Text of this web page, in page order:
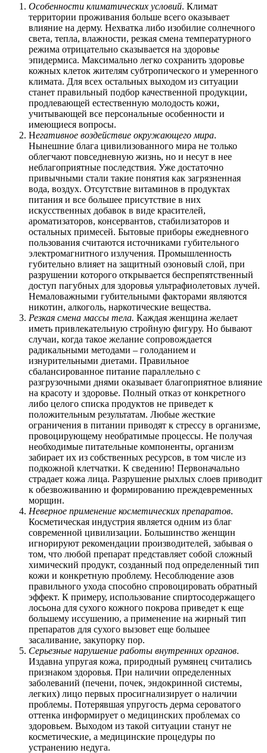
Особенности климатических условий. Климат
территории проживания больше всего оказывает
влияние на дерму. Нехватка либо изобилие солнечного
света, тепла, влажности, резкая смена температурного
режима отрицательно сказывается на здоровье
эпидермиса. Максимально легко сохранить здоровье
кожных клеток жителям субтропического и умеренного
климата. Для всех остальных выходом из ситуации
станет правильный подбор качественной продукции,
продлевающей естественную молодость кожи,
учитывающей все персональные особенности и
имеющиеся вопросы.
Негативное воздействие окружающего мира.
Нынешние блага цивилизованного мира не только
облегчают повседневную жизнь, но и несут в нее
неблагоприятные последствия. Уже достаточно
привычными стали такие понятия как загрязненная
вода, воздух. Отсутствие витаминов в продуктах
питания и все большее присутствие в них
искусственных добавок в виде красителей,
ароматизаторов, консервантов, стабилизаторов и
остальных примесей. Бытовые приборы ежедневного
пользования считаются источниками губительного
электромагнитного излучения. Промышленность
губительно влияет на защитный озоновый слой, при
разрушении которого открывается беспрепятственный
доступ пагубных для здоровья ультрафиолетовых лучей.
Немаловажными губительными факторами являются
никотин, алкоголь, наркотические вещества.
Резкая смена массы тела. Каждая женщина желает
иметь привлекательную стройную фигуру. Но бывают
случаи, когда такое желание сопровождается
радикальными методами – голоданием и
изнурительными диетами. Правильное
сбалансированное питание параллельно с
разгрузочными днями оказывает благоприятное влияние
на красоту и здоровье. Полный отказ от конкретного
либо целого списка продуктов не приведет к
положительным результатам. Любые жесткие
ограничения в питании приводят к стрессу в организме,
провоцирующему необратимые процессы. Не получая
необходимые питательные компоненты, организм
забирает их из собственных ресурсов, в том числе из
подкожной клетчатки. К сведению! Первоначально
страдает кожа лица. Разрушение рыхлых слоев приводит
к обезвоживанию и формированию преждевременных
морщин.
Неверное применение косметических препаратов.
Косметическая индустрия является одним из благ
современной цивилизации. Большинство женщин
игнорируют рекомендации производителей, забывая о
том, что любой препарат представляет собой сложный
химический продукт, созданный под определенный тип
кожи и конкретную проблему. Несоблюдение азов
правильного ухода способно спровоцировать обратный
эффект. К примеру, использование спиртосодержащего
лосьона для сухого кожного покрова приведет к еще
большему иссушению, а применение на жирный тип
препаратов для сухого вызовет еще большее
засаливание, закупорку пор.
Серьезные нарушение работы внутренних органов.
Издавна упругая кожа, природный румянец считались
признаком здоровья. При наличии определенных
заболеваний (печени, почек, эндокринной системы,
легких) лицо первых просигнализирует о наличии
проблемы. Потерявшая упругость дерма сероватого
оттенка информирует о медицинских проблемах со
здоровьем. Выходом из такой ситуации станут не
косметические, а медицинские процедуры по
устранению недуга.